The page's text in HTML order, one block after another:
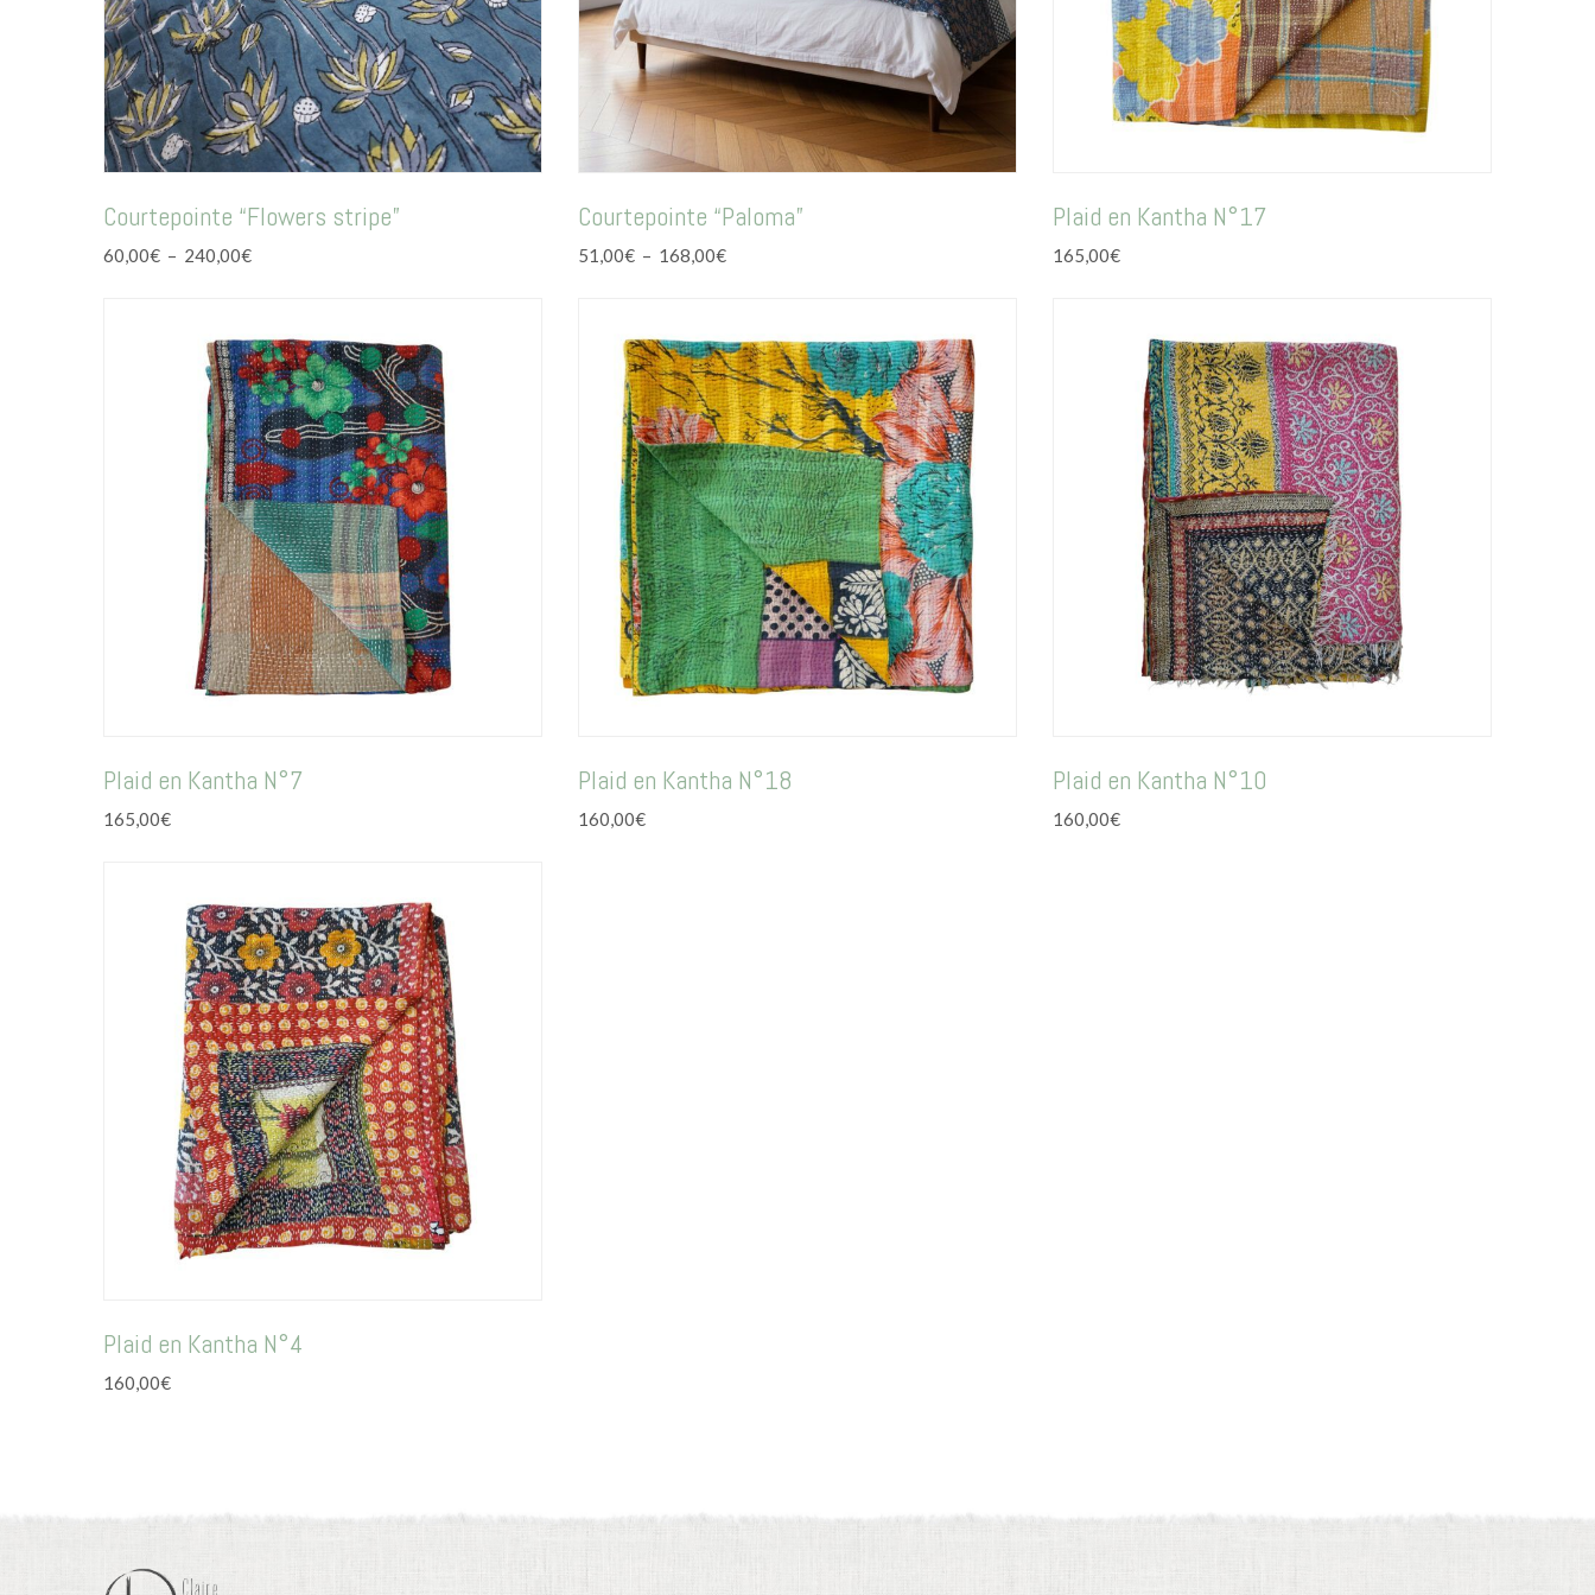
Courtepointe “Flowers stripe”
60,00€ – 240,00€Plage
à
240,00€
Courtepointe “Paloma”
51,00€ – 168,00€Plage
à
168,00€
Plaid en Kantha N°17
165,00€
Plaid en Kantha N°7
165,00€
Plaid en Kantha N°18
160,00€
Plaid en Kantha N°10
160,00€
Plaid en Kantha N°4
160,00€